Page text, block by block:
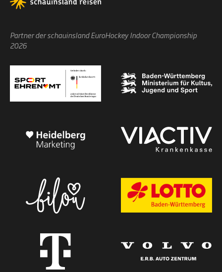
Partner der schauinsland EuroHockey Indoor Championship
2026